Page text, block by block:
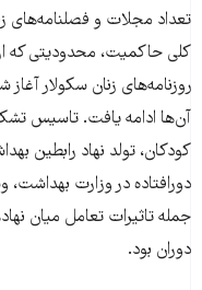
تعداد مجلات و
کلی حاکمیت، محدودیتی که
روزنامه‌های زنان سکولار
آن‌ها ادامه یافت. تاسیس
کودکان، تولد نهاد رابطین
دورافتاده در وزارت
جمله تاثیرات تعامل میان
دوران بود.